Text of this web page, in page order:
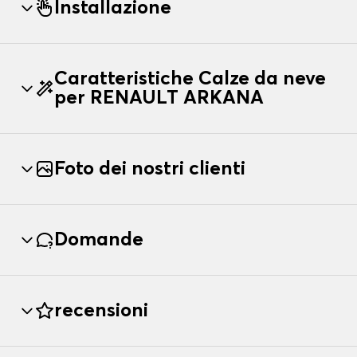
Installazione
Caratteristiche Calze da neve
per RENAULT ARKANA
Foto dei nostri clienti
Domande
recensioni